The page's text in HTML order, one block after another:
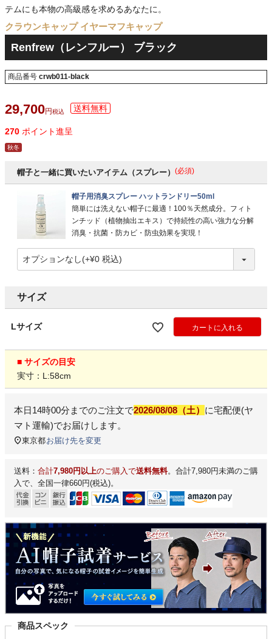
テムにも本物の高級感を求めるあなたに。
クラウンキャップ イヤーマフキャップ
Renfrew（レンフルー） ブラック
商品番号 crwb011-black
29,700 税込
270 ポイント進呈
秋冬
帽子と一緒に買いたいアイテム（スプレー） (必須)
帽子用消臭スプレー ハットランドリー50ml
簡単には洗えない帽子に最適！100％天然成分。フィト
ンチッド（植物抽出エキス）で持続性の高い強力な分解
消臭・抗菌・防カビ・防虫効果を実現！
サイズ
Lサイズ カートに入れる
■ サイズの目安
実寸：L:58cm
本日14時00分 までのご注文で2026/08/08（土） に宅配便(ヤ
マト運輸)でお届けします。
東京都お届け先を変更
送料： 合計7,980円以上のご購入で送料無料。合計7,980円未満のご購
入で、全国一律660円(税込)。
商品スペック